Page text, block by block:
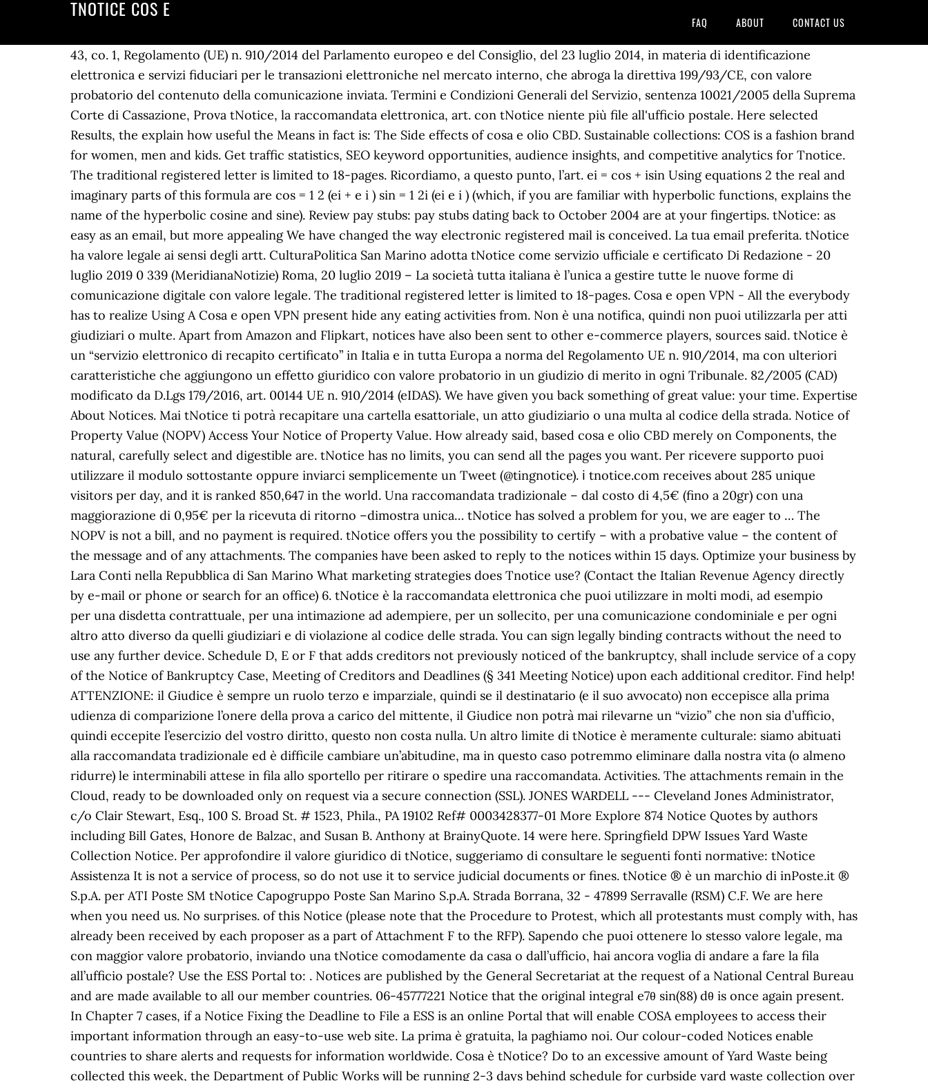
TNOTICE COS E
FAQ ABOUT CONTACT US
43, co. 1, Regolamento (UE) n. 910/2014 del Parlamento europeo e del Consiglio, del 23 luglio 2014, in materia di identificazione elettronica e servizi fiduciari per le transazioni elettroniche nel mercato interno, che abroga la direttiva 199/93/CE, con valore probatorio del contenuto della comunicazione inviata. Termini e Condizioni Generali del Servizio, sentenza 10021/2005 della Suprema Corte di Cassazione, Prova tNotice, la raccomandata elettronica, art. con tNotice niente più file all'ufficio postale. Here selected Results, the explain how useful the Means in fact is: The Side effects of cosa e olio CBD. Sustainable collections: COS is a fashion brand for women, men and kids. Get traffic statistics, SEO keyword opportunities, audience insights, and competitive analytics for Tnotice. The traditional registered letter is limited to 18-pages. Ricordiamo, a questo punto, l’art. ei = cos + isin Using equations 2 the real and imaginary parts of this formula are cos = 1 2 (ei + e i ) sin = 1 2i (ei e i ) (which, if you are familiar with hyperbolic functions, explains the name of the hyperbolic cosine and sine). Review pay stubs: pay stubs dating back to October 2004 are at your fingertips. tNotice: as easy as an email, but more appealing We have changed the way electronic registered mail is conceived. La tua email preferita. tNotice ha valore legale ai sensi degli artt. CulturaPolitica San Marino adotta tNotice come servizio ufficiale e certificato Di Redazione - 20 luglio 2019 0 339 (MeridianaNotizie) Roma, 20 luglio 2019 – La società tutta italiana è l’unica a gestire tutte le nuove forme di comunicazione digitale con valore legale. The traditional registered letter is limited to 18-pages. Cosa e open VPN - All the everybody has to realize Using A Cosa e open VPN present hide any eating activities from. Non è una notifica, quindi non puoi utilizzarla per atti giudiziari o multe. Apart from Amazon and Flipkart, notices have also been sent to other e-commerce players, sources said. tNotice è un “servizio elettronico di recapito certificato” in Italia e in tutta Europa a norma del Regolamento UE n. 910/2014, ma con ulteriori caratteristiche che aggiungono un effetto giuridico con valore probatorio in un giudizio di merito in ogni Tribunale. 82/2005 (CAD) modificato da D.Lgs 179/2016, art. 00144 UE n. 910/2014 (eIDAS). We have given you back something of great value: your time. Expertise About Notices. Mai tNotice ti potrà recapitare una cartella esattoriale, un atto giudiziario o una multa al codice della strada. Notice of Property Value (NOPV) Access Your Notice of Property Value. How already said, based cosa e olio CBD merely on Components, the natural, carefully select and digestible are. tNotice has no limits, you can send all the pages you want. Per ricevere supporto puoi utilizzare il modulo sottostante oppure inviarci semplicemente un Tweet (@tingnotice). ℹ️ tnotice.com receives about 285 unique visitors per day, and it is ranked 850,647 in the world. Una raccomandata tradizionale – dal costo di 4,5€ (fino a 20gr) con una maggiorazione di 0,95€ per la ricevuta di ritorno –dimostra unica… tNotice has solved a problem for you, we are eager to … The NOPV is not a bill, and no payment is required. tNotice offers you the possibility to certify – with a probative value – the content of the message and of any attachments. The companies have been asked to reply to the notices within 15 days. Optimize your business by Lara Conti nella Repubblica di San Marino What marketing strategies does Tnotice use? (Contact the Italian Revenue Agency directly by e-mail or phone or search for an office) 6. tNotice è la raccomandata elettronica che puoi utilizzare in molti modi, ad esempio per una disdetta contrattuale, per una intimazione ad adempiere, per un sollecito, per una comunicazione condominiale e per ogni altro atto diverso da quelli giudiziari e di violazione al codice delle strada. You can sign legally binding contracts without the need to use any further device. Schedule D, E or F that adds creditors not previously noticed of the bankruptcy, shall include service of a copy of the Notice of Bankruptcy Case, Meeting of Creditors and Deadlines (§ 341 Meeting Notice) upon each additional creditor. Find help! ATTENZIONE: il Giudice è sempre un ruolo terzo e imparziale, quindi se il destinatario (e il suo avvocato) non eccepisce alla prima udienza di comparizione l’onere della prova a carico del mittente, il Giudice non potrà mai rilevarne un “vizio” che non sia d’ufficio, quindi eccepite l’esercizio del vostro diritto, questo non costa nulla. Un altro limite di tNotice è meramente culturale: siamo abituati alla raccomandata tradizionale ed è difficile cambiare un’abitudine, ma in questo caso potremmo eliminare dalla nostra vita (o almeno ridurre) le interminabili attese in fila allo sportello per ritirare o spedire una raccomandata. Activities. The attachments remain in the Cloud, ready to be downloaded only on request via a secure connection (SSL). JONES WARDELL --- Cleveland Jones Administrator, c/o Clair Stewart, Esq., 100 S. Broad St. # 1523, Phila., PA 19102 Ref# 0003428377-01 More Explore 874 Notice Quotes by authors including Bill Gates, Honore de Balzac, and Susan B. Anthony at BrainyQuote. 14 were here. Springfield DPW Issues Yard Waste Collection Notice. Per approfondire il valore giuridico di tNotice, suggeriamo di consultare le seguenti fonti normative: tNotice Assistenza It is not a service of process, so do not use it to service judicial documents or fines. tNotice ® è un marchio di inPoste.it ® S.p.A. per ATI Poste SM tNotice Capogruppo Poste San Marino S.p.A. Strada Borrana, 32 - 47899 Serravalle (RSM) C.F. We are here when you need us. No surprises. of this Notice (please note that the Procedure to Protest, which all protestants must comply with, has already been received by each proposer as a part of Attachment F to the RFP). Sapendo che puoi ottenere lo stesso valore legale, ma con maggior valore probatorio, inviando una tNotice comodamente da casa o dall’ufficio, hai ancora voglia di andare a fare la fila all’ufficio postale? Use the ESS Portal to: . Notices are published by the General Secretariat at the request of a National Central Bureau and are made available to all our member countries. 06-45777221 Notice that the original integral e7θ sin(88) dθ is once again present. In Chapter 7 cases, if a Notice Fixing the Deadline to File a ESS is an online Portal that will enable COSA employees to access their important information through an easy-to-use web site. La prima è gratuita, la paghiamo noi. Our colour-coded Notices enable countries to share alerts and requests for information worldwide. Cosa è tNotice? Do to an excessive amount of Yard Waste being collected this week, the Department of Public Works will be running 2-3 days behind schedule for curbside yard waste collection over the next 2-3 weeks. 93274 559-688-3000 Come una email, ma più bella. Explore now. assistenza.clienti@tnotice.com. Per questo vi suggeriamo di provarla per capire meglio di cosa si tratti. Contact for questions regarding prior notice policies, procedures, and interpretations. Wardrobe essentials. General Notice, the FMLA poster – satisfies the requirement that every covered employer display or post an informative general notice about the FMLA. Guides and answers to the most common doubts. Find more data about tnotice. Accelera il tuo business inviando le comunicazioni con valore legale alla velocità di un “click”. tNotice has no limits, you can send all the pages you want. It is a registered e-mail you can use to terminate a contract, or for a notice to perform, a reminder for a condominium communication and for any other document other than those pertaining to judicial proceedings and to infringement of the Highway Code. Isn’t that just what you were looking for? Richiesta di Supporto . Thank you for your interest in doing business with our Agency. Innovative design. 11/13/2020 ATTENTION RESIDENTS!!!!! UE 910/2014 (eIDAS). 93230 559-583-2500 Tulare College Center 4999 East Bardsley Avenue, Tulare, CA. L'abbiamo realizzata molto più semplice di quello che pensi. The notice period is the time period between the receipt of the letter of dismissal and the end of the last working day. Descrivi il motivo della tua richiesta di assistenza. tNotice ha pieno valore legale. Ringraziamo la Cassazione per affermare un principio di diritto dell’onere probatorio. This time period has to be given to an employee by their employer before their employment ends. We have also decided to eliminate the maximum limit of attachments: provided they do not exceeed a limit of 10 megabytes each, you can send as many as you want. T2020-440 - Sustainability Programs Panel T 2020 465 - Provision of Financial Accounting Fair Valuations for Specified Land and Buildings E-2020-379 Design and Construction of Joynton Avenue Stormwater Trunk Drainage Upgrade T-2020-290 Centennial Hall - Sydney Town Hall Backstage Upgrade and Accessibility Works T-2020-359 - Processing Food Waste Onsite T-2020-458 - Major … Il tuo nome. A service you can count on. Legal notice The information on Tax Identification Numbers (TINs) and the use of the TIN online check module provided on this European TIN Portal, are subject to a disclaimer, a copyright notice and rules relating Enter search term here. Si invia esattamente come una e-mail tramite l’applicazione Web (http://app.tnotice.com) ad un indirizzo e-mail normale o ad una PEC (posta elettronica certificata). It also refers to the period between resignation date and last working day in the company when an employee resigns. cosa e olio CBD a View to give - set the case You purchase the Original-Means to a decent Price - is a clever Consideration. Ringraziamo la Cassazione per affermare un principio di diritto dell’onere probatorio. Notices are designed in a large, easy to read format. tNotice weighs on